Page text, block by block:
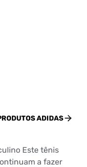
ADIDAS
Este tênis
a fazer